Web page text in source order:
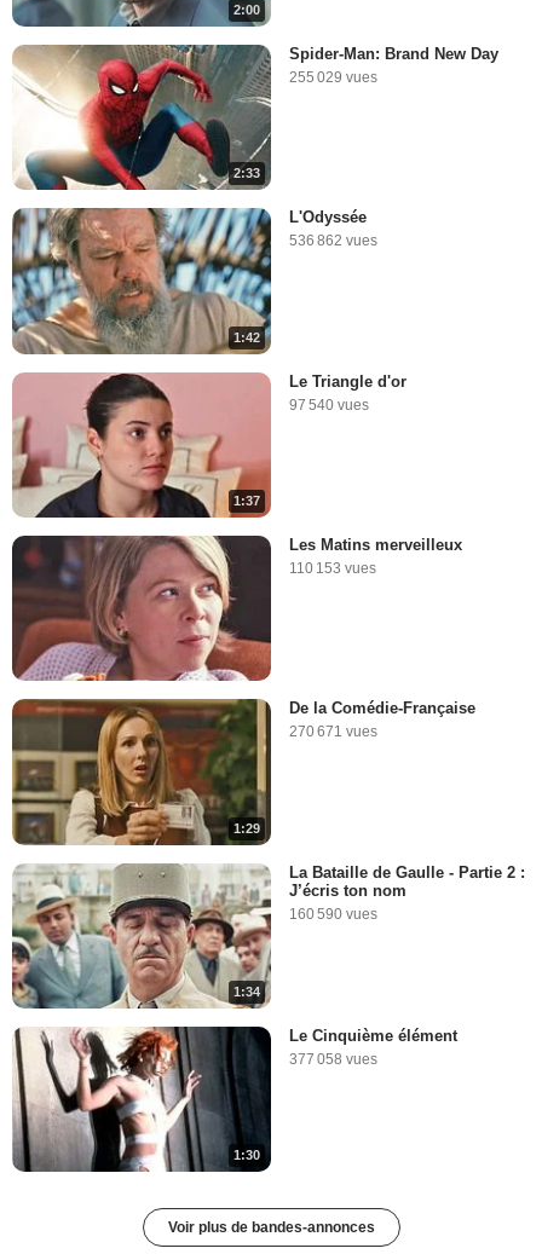
2:00
2:33
Spider-Man: Brand New Day
255 029 vues
1:42
L'Odyssée
536 862 vues
1:37
Le Triangle d'or
97 540 vues
Les Matins merveilleux
110 153 vues
1:29
De la Comédie-Française
270 671 vues
1:34
La Bataille de Gaulle - Partie 2 :
J’écris ton nom
160 590 vues
1:30
Le Cinquième élément
377 058 vues
Voir plus de bandes-annonces